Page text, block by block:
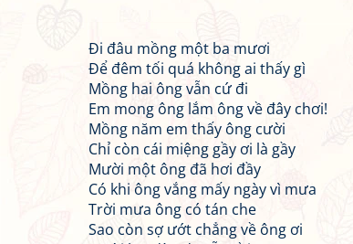
Đi đâu mồng một ba mươi
Để đêm tối quá không ai thấy gì
Mồng hai ông vẫn cứ đi
Em mong ông lắm ông về đây chơi!
Mồng năm em thấy ông cười
Chỉ còn cái miệng gầy ơi là gầy
Mười một ông đã hơi đầy
Có khi ông vắng mấy ngày vì mưa
Trời mưa ông có tán che
Sao còn sợ ướt chẳng về ông ơi